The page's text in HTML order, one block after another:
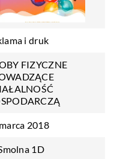
i druk
FIZYCZNE
2018
1D